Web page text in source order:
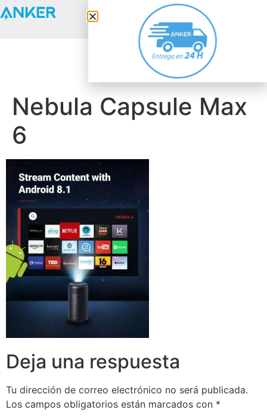
Nebula Capsule Max
6
Deja una respuesta
Tu dirección de correo electrónico no será publicada.
Los campos obligatorios están marcados con *